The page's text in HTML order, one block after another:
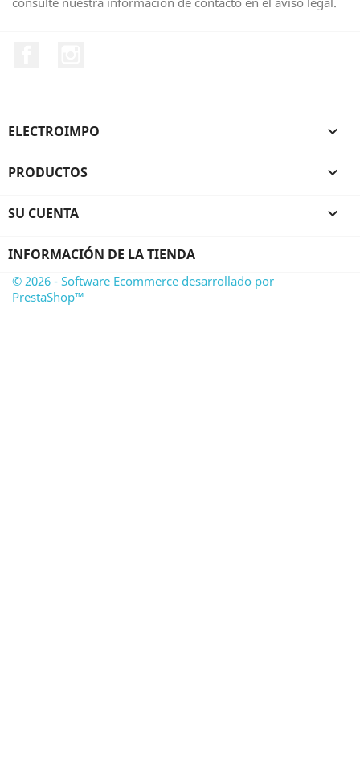
ELECTROIMPO 
PRODUCTOS 
SU CUENTA 
INFORMACIÓN DE LA TIENDA
© 2026 - Software Ecommerce desarrollado por
PrestaShop™